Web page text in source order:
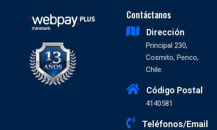
Contáctanos
Dirección
Principal 230,
Cosmito, Penco,
Chile.
Código Postal
4140581
Teléfonos/Email